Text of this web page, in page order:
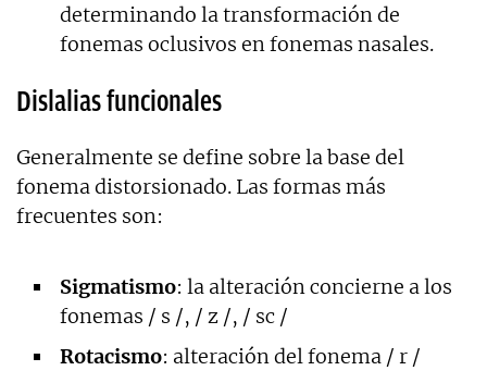
determinando la transformación de
fonemas oclusivos en fonemas nasales.
Dislalias funcionales
Generalmente se define sobre la base del
fonema distorsionado. Las formas más
frecuentes son:
Sigmatismo: la alteración concierne a los
fonemas / s /, / z /, / sc /
Rotacismo: alteración del fonema / r /